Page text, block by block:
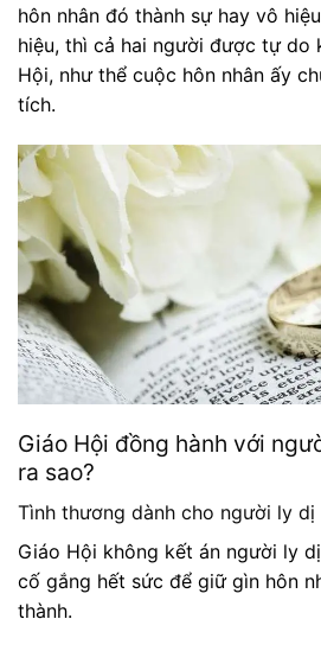
hôn nhân đó thành sự hay vô
hiệu, thì cả hai người được tự do
Hội, như thể cuộc hôn nhân ấy
tích.
Giáo Hội đồng hành với
ra sao?
Tình thương dành cho người ly dị
Giáo Hội không kết án người ly
cố gắng hết sức để giữ gìn hôn
thành.